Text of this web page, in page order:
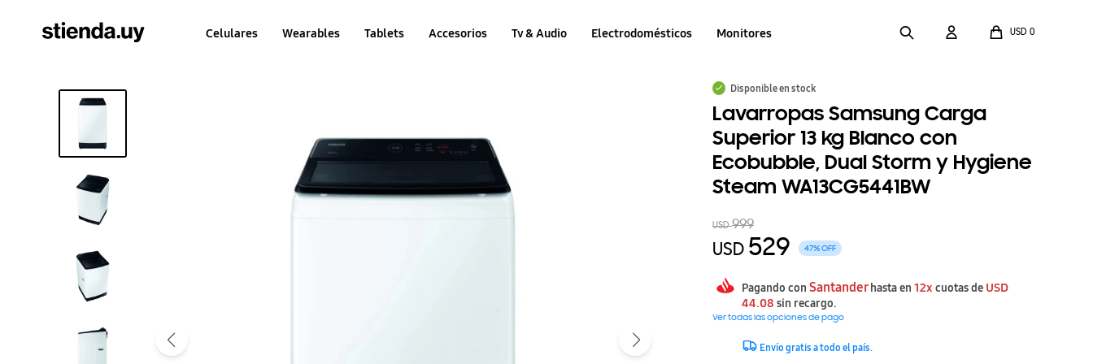
Celulares Wearables Tablets Accesorios Tv & Audio Electrodomésticos Monitores USD 0
Disponible en stock
Lavarropas Samsung Carga
Superior 13 kg Blanco con
Ecobubble, Dual Storm y Hygiene
Steam WA13CG5441BW
USD 999
USD 529 47
Pagando con Santander hasta en 12x cuotas de USD
44.08 sin recargo.
Ver todas las opciones de pago
Envío gratis a todo el país.